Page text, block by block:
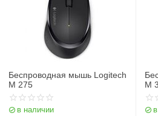
Беспроводная мышь Logitech
M 275
в наличии
M